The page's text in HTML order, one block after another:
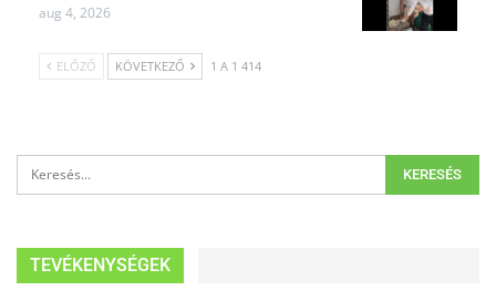
aug 4, 2026
ELŐZŐ KÖVETKEZŐ 1 A 1 414
TEVÉKENYSÉGEK